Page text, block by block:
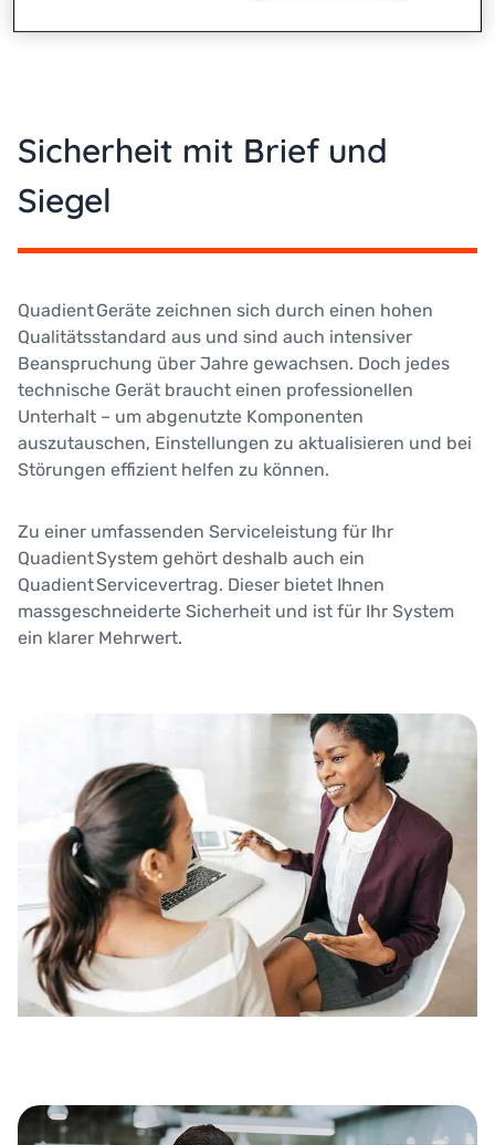
Sicherheit mit Brief und
Siegel
Quadient Geräte zeichnen sich durch einen hohen
Qualitätsstandard aus und sind auch intensiver
Beanspruchung über Jahre gewachsen. Doch jedes
technische Gerät braucht einen professionellen
Unterhalt – um abgenutzte Komponenten
auszutauschen, Einstellungen zu aktualisieren und bei
Störungen effizient helfen zu können.
Zu einer umfassenden Serviceleistung für Ihr
Quadient System gehört deshalb auch ein
Quadient Servicevertrag. Dieser bietet Ihnen
massgeschneiderte Sicherheit und ist für Ihr System
ein klarer Mehrwert.